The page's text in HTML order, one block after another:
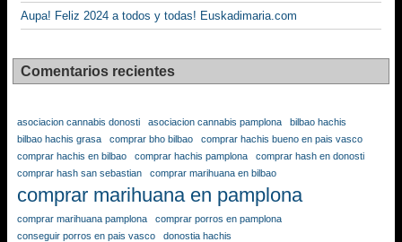
Aupa! Feliz 2024 a todos y todas! Euskadimaria.com
Comentarios recientes
asociacion cannabis donosti asociacion cannabis pamplona
bilbao hachis
bilbao hachis grasa
comprar bho bilbao
comprar hachis bueno en pais vasco
comprar hachis en bilbao
comprar hachis pamplona
comprar hash en donosti
comprar hash san sebastian
comprar marihuana en bilbao
comprar marihuana en pamplona
comprar marihuana pamplona
comprar porros en pamplona
conseguir porros en pais vasco
donostia hachis